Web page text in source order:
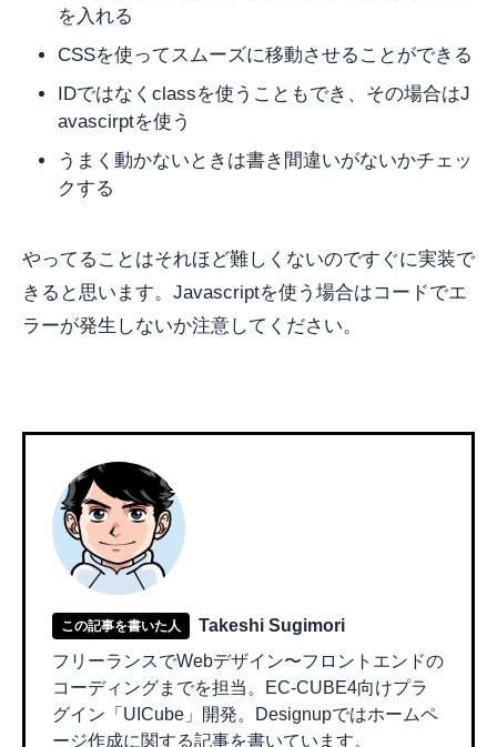
を入れる
CSSを使ってスムーズに移動させることができる
IDではなくclassを使うこともでき、その場合はJ
avascirptを使う
うまく動かないときは書き間違いがないかチェッ
クする
やってることはそれほど難しくないのですぐに実装で
きると思います。Javascriptを使う場合はコードでエ
ラーが発生しないか注意してください。
この記事を書いた人
Takeshi Sugimori
フリーランスでWebデザイン〜フロントエンドの
コーディングまでを担当。EC-CUBE4向けプラ
グイン「UICube」開発。Designupではホームペ
ージ作成に関する記事を書いています。